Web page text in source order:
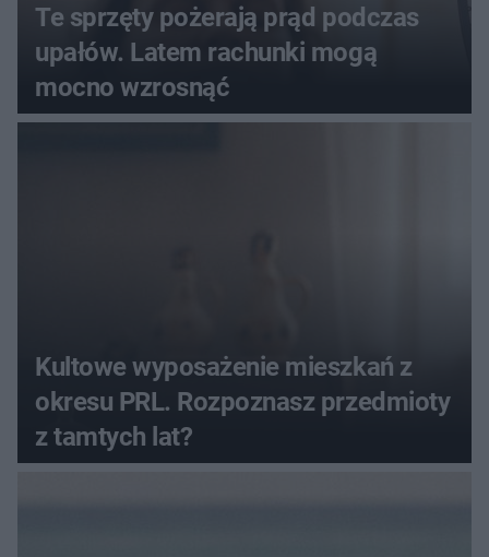
Te sprzęty pożerają prąd podczas
upałów. Latem rachunki mogą
mocno wzrosnąć
Kultowe wyposażenie mieszkań z
okresu PRL. Rozpoznasz przedmioty
z tamtych lat?